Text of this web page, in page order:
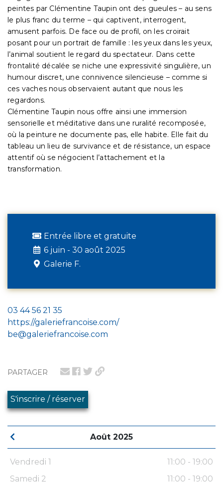
PARTAGER
S'inscrire / réserver
Août 2025
Vendredi 1
11:00 - 19:00
Samedi 2
11:00 - 19:00
peintes par Clémentine Taupin ont des gueules – au sens
le plus franc du terme – qui captivent, interrogent,
amusent parfois. De face ou de profil, on les croirait
posant pour un portrait de famille : les yeux dans les yeux,
l’animal soutient le regard du spectateur. Dans cette
frontalité décalée se niche une expressivité singulière, un
humour discret, une connivence silencieuse – comme si
ces vaches nous observaient autant que nous les
regardons.
Clémentine Taupin nous offre ainsi une immersion
sensorielle et méditative dans une ruralité recomposée,
où la peinture ne documente pas, elle habite. Elle fait du
tableau un lieu de survivance et de résistance, un espace
attentif où se négocient l’attachement et la
transformation.
Entrée libre et gratuite
6 juin - 30 août 2025
Galerie F.
03 44 56 21 35
https://galeriefrancoise.com/
be@galeriefrancoise.com